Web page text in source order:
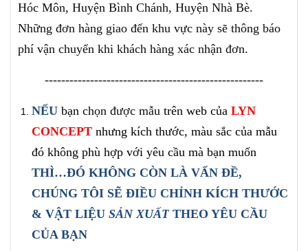
Hóc Môn, Huyện Bình Chánh, Huyện Nhà Bè.
Những đơn hàng giao đến khu vực này sẽ thông báo
phí vận chuyển khi khách hàng xác nhận đơn.
-----------------------------------------------------
NẾU bạn chọn được mẫu trên web của LYN
CONCEPT nhưng kích thước, màu sắc của mẫu
đó không phù hợp với yêu cầu mà bạn muốn
THÌ…ĐÓ KHÔNG CÒN LÀ VẤN ĐỀ,
CHÚNG TÔI SẼ ĐIỀU CHỈNH KÍCH THƯỚC
& VẬT LIỆU SẢN XUẤT THEO YÊU CẦU
CỦA BẠN